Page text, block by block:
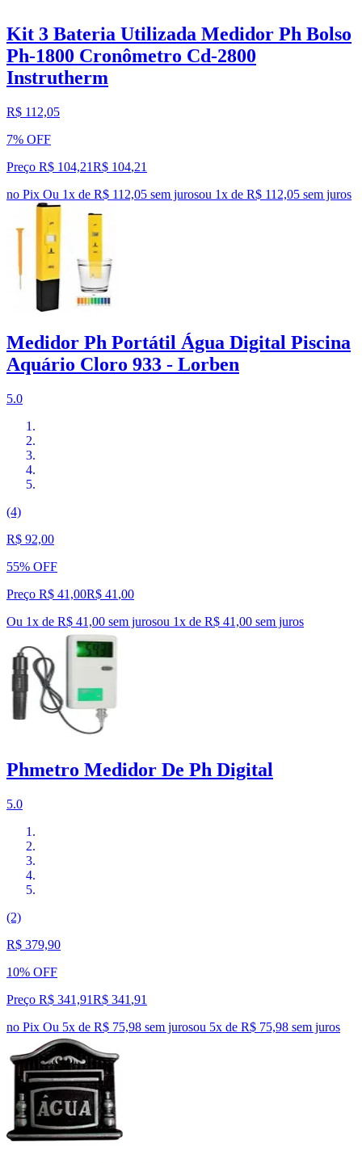
Kit 3 Bateria Utilizada Medidor Ph Bolso
Ph-1800 Cronômetro Cd-2800
Instrutherm
R$ 112,05
7% OFF
Preço R$ 104,21R$ 104,21
no Pix Ou 1x de R$ 112,05 sem jurosou 1x de R$ 112,05 sem juros
Medidor Ph Portátil Água Digital Piscina
Aquário Cloro 933 - Lorben
5.0
(4)
R$ 92,00
55% OFF
Preço R$ 41,00R$ 41 ,00
Ou 1x de R$ 41,00 sem jurosou 1x de R$ 41,00 sem juros
Phmetro Medidor De Ph Digital
5.0
(2)
R$ 379,90
10% OFF
Preço R$ 341,91R$ 341 ,91
no Pix Ou 5x de R$ 75,98 sem jurosou 5x de R$ 75,98 sem juros